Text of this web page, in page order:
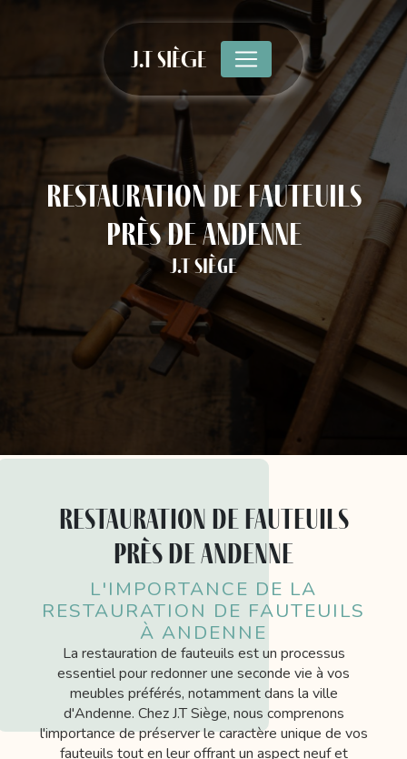
J.T SIÈGE
restauration de fauteuils
près de Andenne
J.T Siège
restauration de fauteuils
près de Andenne
L'IMPORTANCE DE LA
RESTAURATION DE FAUTEUILS
À ANDENNE
La restauration de fauteuils est un processus
essentiel pour redonner une seconde vie à vos
meubles préférés, notamment dans la ville
d'Andenne. Chez J.T Siège, nous comprenons
l'importance de préserver le caractère unique de vos
fauteuils tout en leur offrant un aspect neuf et